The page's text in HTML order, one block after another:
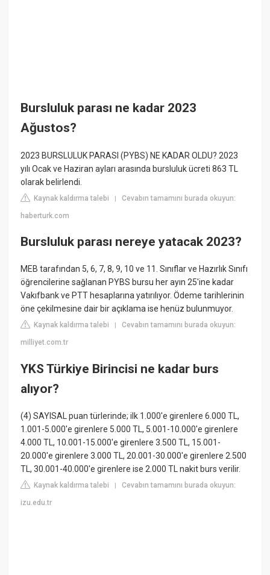
Bursluluk parası ne kadar 2023
Ağustos?
2023 BURSLULUK PARASI (PYBS) NE KADAR OLDU? 2023
yılı Ocak ve Haziran ayları arasında bursluluk ücreti 863 TL
olarak belirlendi.
Kaynak kaldırma talebi |Cevabın tamamını burada okuyun:
haberturk.com
Bursluluk parası nereye yatacak 2023?
MEB tarafından 5, 6, 7, 8, 9, 10 ve 11. Sınıflar ve Hazırlık Sınıfı
öğrencilerine sağlanan PYBS bursu her ayın 25'ine kadar
Vakıfbank ve PTT hesaplarına yatırılıyor. Ödeme tarihlerinin
öne çekilmesine dair bir açıklama ise henüz bulunmuyor.
Kaynak kaldırma talebi |Cevabın tamamını burada okuyun:
milliyet.com.tr
YKS Türkiye Birincisi ne kadar burs
alıyor?
(4) SAYISAL puan türlerinde; ilk 1.000'e girenlere 6.000 TL,
1.001-5.000'e girenlere 5.000 TL, 5.001-10.000'e girenlere
4.000 TL, 10.001-15.000'e girenlere 3.500 TL, 15.001-
20.000'e girenlere 3.000 TL, 20.001-30.000'e girenlere 2.500
TL, 30.001-40.000'e girenlere ise 2.000 TL nakit burs verilir.
Kaynak kaldırma talebi |Cevabın tamamını burada okuyun:
izu.edu.tr